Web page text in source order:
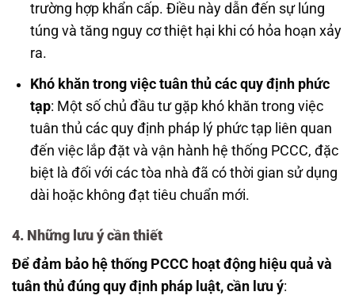
trường hợp khẩn cấp. Điều này dẫn đến sự lúng
túng và tăng nguy cơ thiệt hại khi có hỏa hoạn xảy
ra.
Khó khăn trong việc tuân thủ các quy định phức
tạp: Một số chủ đầu tư gặp khó khăn trong việc
tuân thủ các quy định pháp lý phức tạp liên quan
đến việc lắp đặt và vận hành hệ thống PCCC, đặc
biệt là đối với các tòa nhà đã có thời gian sử dụng
dài hoặc không đạt tiêu chuẩn mới.
4. Những lưu ý cần thiết
Để đảm bảo hệ thống PCCC hoạt động hiệu quả và
tuân thủ đúng quy định pháp luật, cần lưu ý: